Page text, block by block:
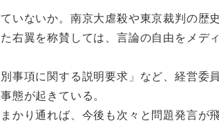
いないか。南京大虐殺や東京裁判の歴
右翼を称賛しては、言論の自由をメデ
事項に関する説明要求」など、経営委
態が起きている。
かり通れば、今後も次々と問題発言が